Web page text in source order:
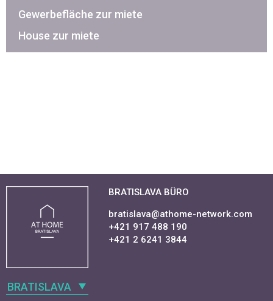
Gewerbefläche zur miete
House zur miete
BRATISLAVA
BRATISLAVA BÜRO
bratislava@athome-network.com
+421 917 488 190
+421 2 6241 3844